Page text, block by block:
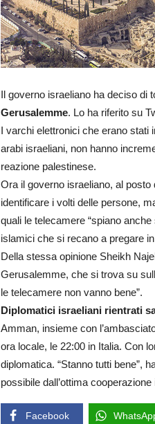
Il governo israeliano ha deciso di
Gerusalemme. Lo ha riferito su
I varchi elettronici che erano stati
arabi israeliani, non hanno
reazione palestinese.
Ora il governo israeliano, al
identificare i volti delle persone,
quali le telecamere “spiano
islamici che si recano a pregare
Della stessa opinione Sheikh
Gerusalemme, che si trova su
le telecamere non vanno bene”.
Diplomatici israeliani rientrati
Amman, insieme con
ora locale, le 22:00 in Italia. Con
diplomatica. “Stanno tutti bene”,
possibile dall’ottima
Facebook